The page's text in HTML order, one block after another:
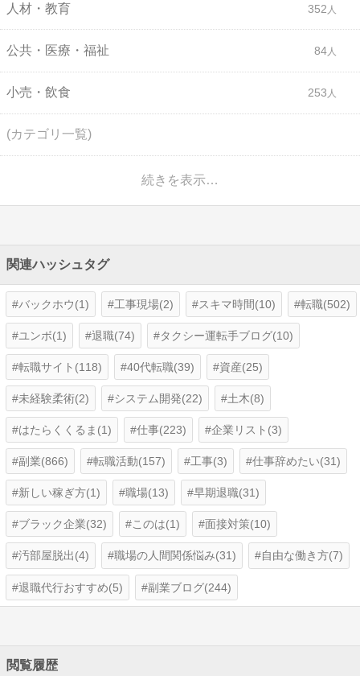
人材・教育 352
公共・医療・福祉 84
小売・飲食 253
(カテゴリ一覧)
続きを表示…
関連ハッシュタグ
バックホウ(1) 工事現場(2) スキマ時間(10) 転職(502)
ユンボ(1) 退職(74) タクシー運転手ブログ(10)
転職サイト(118) 40代転職(39) 資産(25)
未経験柔術(2) システム開発(22) 土木(8)
はたらくくるま(1) 仕事(223) 企業リスト(3)
副業(866) 転職活動(157) 工事(3) 仕事辞めたい(31)
新しい稼ぎ方(1) 職場(13) 早期退職(31)
ブラック企業(32) このは(1) 面接対策(10)
汚部屋脱出(4) 職場の人間関係悩み(31) 自由な働き方(7)
退職代行おすすめ(5) 副業ブログ(244)
閲覧履歴